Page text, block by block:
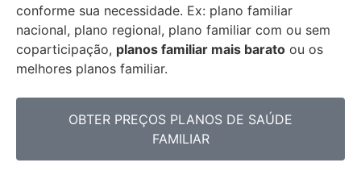
conforme sua necessidade. Ex: plano familiar
nacional, plano regional, plano familiar com ou sem
coparticipação, planos familiar mais barato ou os
melhores planos familiar.
OBTER PREÇOS PLANOS DE SAÚDE
FAMILIAR